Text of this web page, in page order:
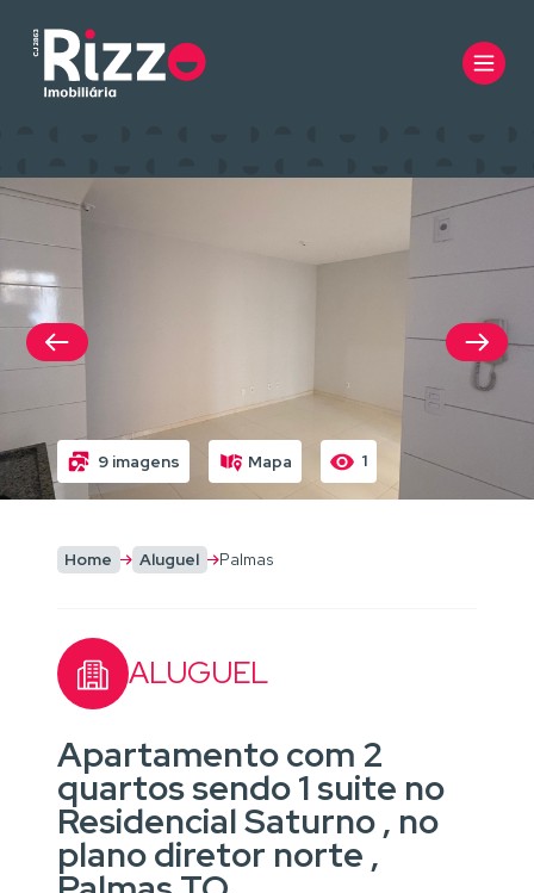
9 imagens Mapa 1
Home Aluguel Palmas
ALUGUEL
Apartamento com 2
quartos sendo 1 suite no
Residencial Saturno , no
plano diretor norte ,